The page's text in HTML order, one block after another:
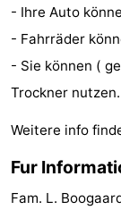
-
Spielplätze
Indoor-
Spielplätze
-
Bowling
Wellness-
Zentren
Dörfer
- Ihre Auto
- Fahrräder
- Sie können (
Trockner nutzen.
Weitere info
Fur
Fam. L.